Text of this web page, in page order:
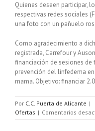
Quienes deseen participar,
respectivas redes sociales
una foto con un pañuelo
Como agradecimiento a
registrada, Carrefour y
financiación de sesiones
prevención del linfedema
mama. Objetivo: financiar
Por C.C. Puerta de Alicante |
Ofertas | Comentarios